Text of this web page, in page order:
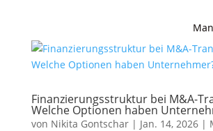
Finanzierungsstruktur bei M&A-
Welche Optionen haben
von Nikita Gontschar| Jan. 14, 2026|